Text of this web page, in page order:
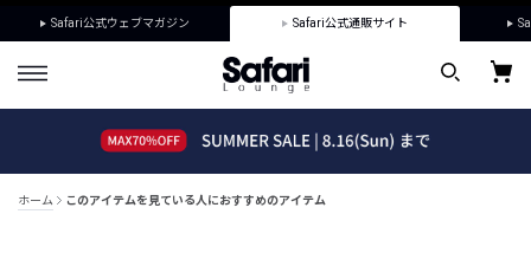
Safari公式ウェブマガジン Safari公式通販サイト
ホーム このアイテムを見ている人におすすめのアイテム